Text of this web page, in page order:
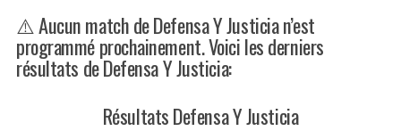
⚠️ Aucun match de Defensa Y Justicia n’est
programmé prochainement. Voici les derniers
résultats de Defensa Y Justicia:
Résultats Defensa Y Justicia